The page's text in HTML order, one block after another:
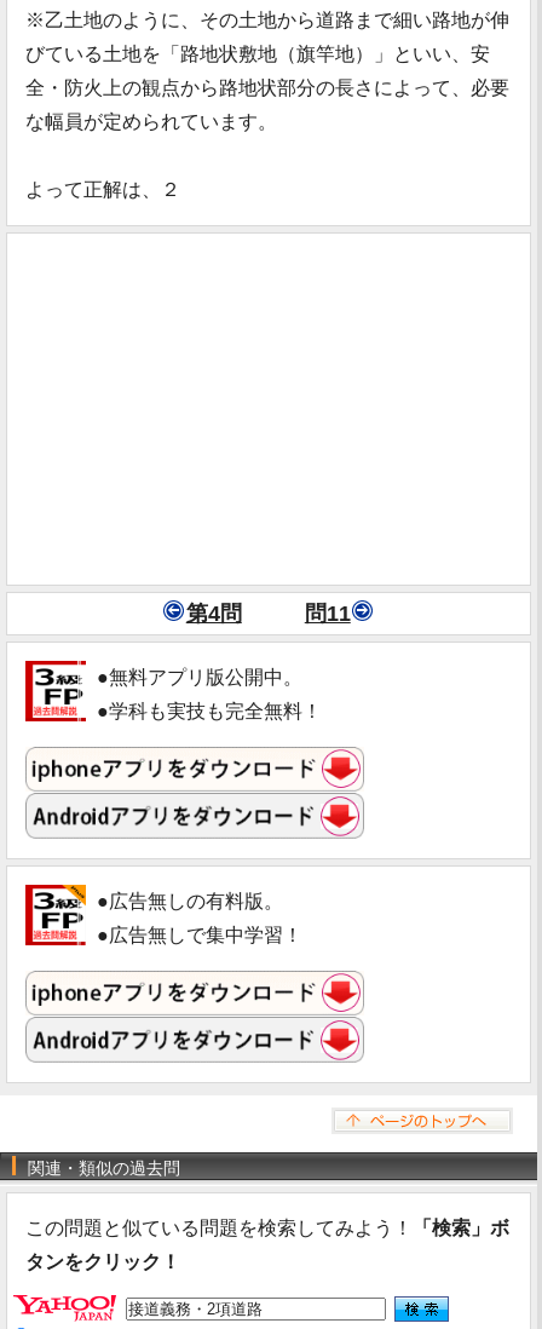
※乙土地のように、その土地から道路まで細い路地が伸
びている土地を「路地状敷地（旗竿地）」といい、安
全・防火上の観点から路地状部分の長さによって、必要
な幅員が定められています。
よって正解は、２
第4問 問11
●無料アプリ版公開中。
●学科も実技も完全無料！
●広告無しの有料版。
●広告無しで集中学習！
関連・類似の過去問
この問題と似ている問題を検索してみよう！
「検索」ボ
タンをクリック！